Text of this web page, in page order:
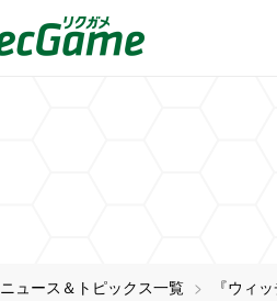
ニュース＆トピックス一覧 『ウィ